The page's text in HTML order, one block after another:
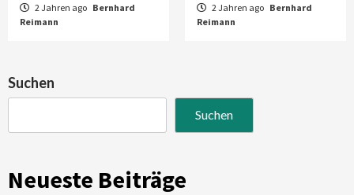
2 Jahren ago Bernhard
Reimann
2 Jahren ago Bernhard
Reimann
Suchen
Suchen
Neueste Beiträge